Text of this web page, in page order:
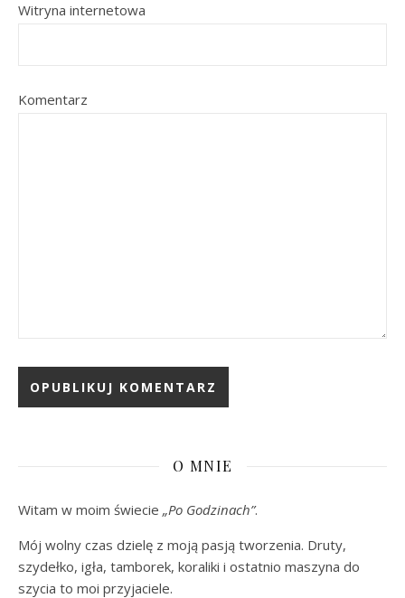
Witryna internetowa
Komentarz
O MNIE
Witam w moim świecie „Po Godzinach”.
Mój wolny czas dzielę z moją pasją tworzenia. Druty,
szydełko, igła, tamborek, koraliki i ostatnio maszyna do
szycia to moi przyjaciele.